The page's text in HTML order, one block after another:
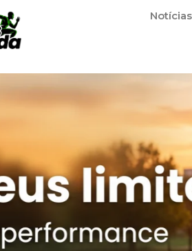
Notícias